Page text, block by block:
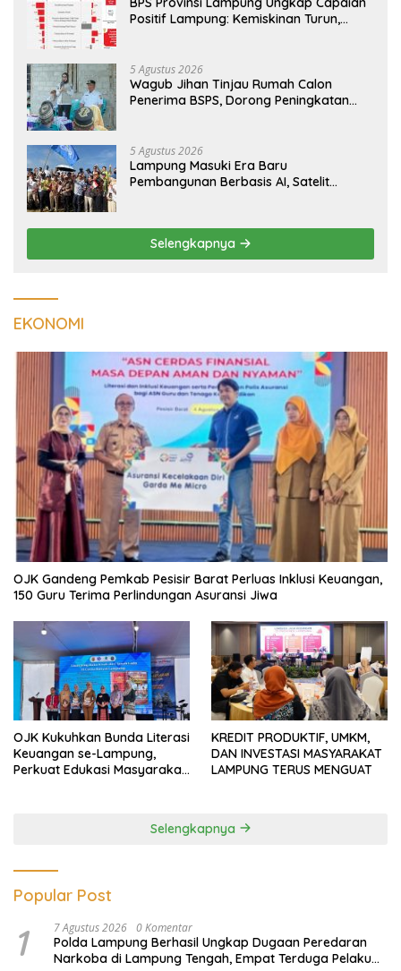
Positif Lampung: Kemiskinan Turun,
5 Agustus 2026
Wagub Jihan Tinjau Rumah Calon
Penerima BSPS, Dorong Peningkatan
5 Agustus 2026
Lampung Masuki Era Baru
Pembangunan Berbasis AI, Satelit
Selengkapnya
EKONOMI
OJK Gandeng Pemkab Pesisir Barat Perluas Inklusi Keuangan,
150 Guru Terima Perlindungan Asuransi Jiwa
OJK Kukuhkan Bunda Literasi
Keuangan se-Lampung,
Perkuat Edukasi Masyarakat
KREDIT PRODUKTIF, UMKM,
DAN INVESTASI MASYARAKAT
LAMPUNG TERUS MENGUAT
Selengkapnya
Popular Post
1 7 Agustus 2026 0 Komentar
Polda Lampung Berhasil Ungkap Dugaan Peredaran
Narkoba di Lampung Tengah, Empat Terduga Pelaku